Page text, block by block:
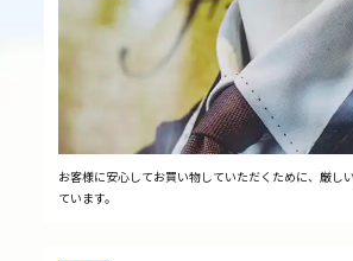
お客様に安心してお買い物していただくために、厳し
ています。